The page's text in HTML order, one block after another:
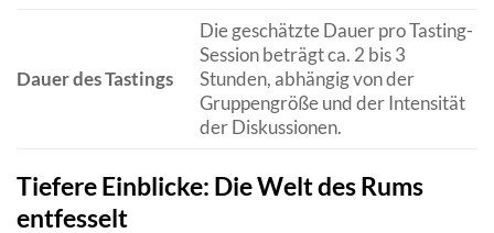
Dauer des Tastings
Die geschätzte Dauer pro Tasting-
Session beträgt ca. 2 bis 3
Stunden, abhängig von der
Gruppengröße und der Intensität
der Diskussionen.
Tiefere Einblicke: Die Welt des Rums
entfesselt